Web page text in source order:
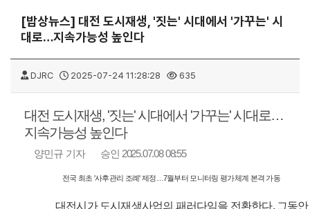
[밥상뉴스] 대전 도시재생, '짓는' 시대에서 '가꾸는' 시
대로…지속가능성 높인다
DJRC 2025-07-24 11:28:28 635
대전 도시재생, '짓는' 시대에서 '가꾸는' 시대로…
지속가능성 높인다
양민규 기자 승인 2025.07.08 08:55
전국 최초 '사후관리 조례' 제정…7월부터 모니터링 평가체계 본격 가동
대전시가 도시재생사업의 패러다임을 전환한다. 그동